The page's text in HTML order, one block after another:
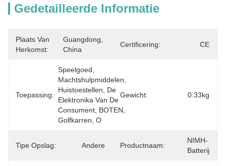
Gedetailleerde Informatie
Plaats Van
Herkomst:
Guangdong,
China
Certificering: CE
Toepassing:
Speelgoed,
Machtshulpmiddelen,
Huistoestellen, De
Elektronika Van De
Consument, BOTEN,
Golfkarren, O
Gewicht: 0.33kg
Tipe Opslag: Andere Productnaam:
NIMH-
Batterij